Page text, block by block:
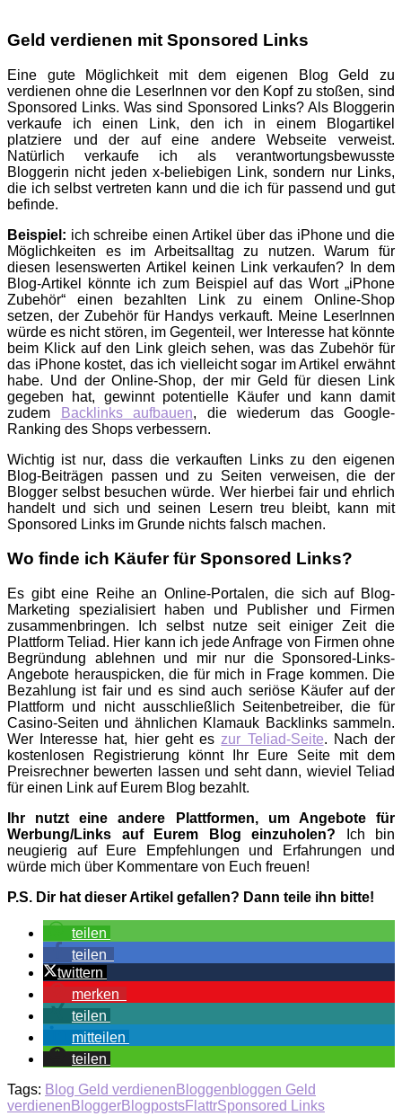
Geld verdienen mit Sponsored Links
Eine gute Möglichkeit mit dem eigenen Blog Geld zu
verdienen ohne die LeserInnen vor den Kopf zu stoßen, sind
Sponsored Links. Was sind Sponsored Links? Als Bloggerin
verkaufe ich einen Link, den ich in einem Blogartikel
platziere und der auf eine andere Webseite verweist.
Natürlich verkaufe ich als verantwortungsbewusste
Bloggerin nicht jeden x-beliebigen Link, sondern nur Links,
die ich selbst vertreten kann und die ich für passend und gut
befinde.
Beispiel: ich schreibe einen Artikel über das iPhone und die
Möglichkeiten es im Arbeitsalltag zu nutzen. Warum für
diesen lesenswerten Artikel keinen Link verkaufen? In dem
Blog-Artikel könnte ich zum Beispiel auf das Wort „iPhone
Zubehör“ einen bezahlten Link zu einem Online-Shop
setzen, der Zubehör für Handys verkauft. Meine LeserInnen
würde es nicht stören, im Gegenteil, wer Interesse hat könnte
beim Klick auf den Link gleich sehen, was das Zubehör für
das iPhone kostet, das ich vielleicht sogar im Artikel erwähnt
habe. Und der Online-Shop, der mir Geld für diesen Link
gegeben hat, gewinnt potentielle Käufer und kann damit
zudem
Backlinks aufbauen, die wiederum das Google-
Ranking des Shops verbessern.
Wichtig ist nur, dass die verkauften Links zu den eigenen
Blog-Beiträgen passen und zu Seiten verweisen, die der
Blogger selbst besuchen würde. Wer hierbei fair und ehrlich
handelt und sich und seinen Lesern treu bleibt, kann mit
Sponsored Links im Grunde nichts falsch machen.
Wo finde ich Käufer für Sponsored Links?
Es gibt eine Reihe an Online-Portalen, die sich auf Blog-
Marketing spezialisiert haben und Publisher und Firmen
zusammenbringen. Ich selbst nutze seit einiger Zeit die
Plattform Teliad. Hier kann ich jede Anfrage von Firmen ohne
Begründung ablehnen und mir nur die Sponsored-Links-
Angebote herauspicken, die für mich in Frage kommen. Die
Bezahlung ist fair und es sind auch seriöse Käufer auf der
Plattform und nicht ausschließlich Seitenbetreiber, die für
Casino-Seiten und ähnlichen Klamauk Backlinks sammeln.
Wer Interesse hat, hier geht es zur Teliad-Seite. Nach der
kostenlosen Registrierung könnt Ihr Eure Seite mit dem
Preisrechner bewerten lassen und seht dann, wieviel Teliad
für einen Link auf Eurem Blog bezahlt.
Ihr nutzt eine andere Plattformen, um Angebote für
Werbung/Links auf Eurem Blog einzuholen? Ich bin
neugierig auf Eure Empfehlungen und Erfahrungen und
würde mich über Kommentare von Euch freuen!
P.S. Dir hat dieser Artikel gefallen? Dann teile ihn bitte!
teilen
teilen
twittern
merken
teilen
mitteilen
teilen
Tags: Blog Geld verdienen Bloggenbloggen Geld
verdienen BloggerBlogpostsFlattrSponsored Links